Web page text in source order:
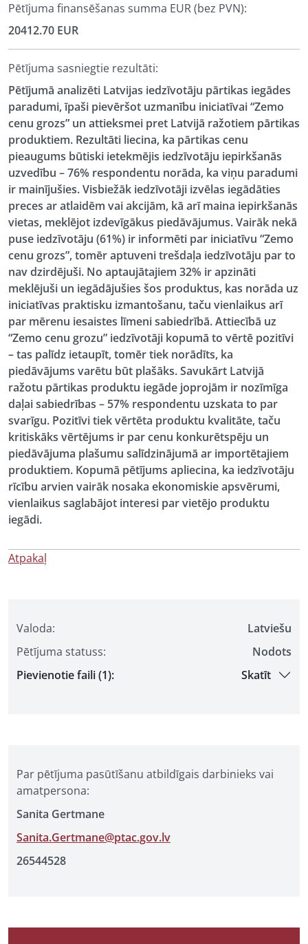
Valoda:
Latviešu
Pētījuma statuss:
Nodots
Pievienotie faili (1):
Skatīt
Par pētījuma pasūtīšanu atbildīgais darbinieks vai
amatpersona:
Sanita Gertmane
Sanita.Gertmane@ptac.gov.lv
26544528
Pētījuma finansēšanas summa EUR (bez PVN):
20412.70 EUR
Pētījuma sasniegtie rezultāti:
Pētījumā analizēti Latvijas iedzīvotāju pārtikas iegādes
paradumi, īpaši pievēršot uzmanību iniciatīvai “Zemo
cenu grozs” un attieksmei pret Latvijā ražotiem pārtikas
produktiem. Rezultāti liecina, ka pārtikas cenu
pieaugums būtiski ietekmējis iedzīvotāju iepirkšanās
uzvedību – 76% respondentu norāda, ka viņu paradumi
ir mainījušies. Visbiežāk iedzīvotāji izvēlas iegādāties
preces ar atlaidēm vai akcijām, kā arī maina iepirkšanās
vietas, meklējot izdevīgākus piedāvājumus. Vairāk nekā
puse iedzīvotāju (61%) ir informēti par iniciatīvu “Zemo
cenu grozs”, tomēr aptuveni trešdaļa iedzīvotāju par to
nav dzirdējuši. No aptaujātajiem 32% ir apzināti
meklējuši un iegādājušies šos produktus, kas norāda uz
iniciatīvas praktisku izmantošanu, taču vienlaikus arī
par mērenu iesaistes līmeni sabiedrībā. Attiecībā uz
“Zemo cenu grozu” iedzīvotāji kopumā to vērtē pozitīvi
– tas palīdz ietaupīt, tomēr tiek norādīts, ka
piedāvājums varētu būt plašāks. Savukārt Latvijā
ražotu pārtikas produktu iegāde joprojām ir nozīmīga
daļai sabiedrības – 57% respondentu uzskata to par
svarīgu. Pozitīvi tiek vērtēta produktu kvalitāte, taču
kritiskāks vērtējums ir par cenu konkurētspēju un
piedāvājuma plašumu salīdzinājumā ar importētajiem
produktiem. Kopumā pētījums apliecina, ka iedzīvotāju
rīcību arvien vairāk nosaka ekonomiskie apsvērumi,
vienlaikus saglabājot interesi par vietējo produktu
iegādi.
Atpakaļ